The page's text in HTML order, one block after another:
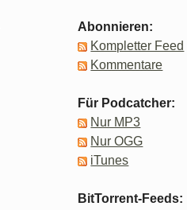
Abonnieren:
Kompletter Feed
Kommentare
Für Podcatcher:
Nur MP3
Nur OGG
iTunes
BitTorrent-Feeds: